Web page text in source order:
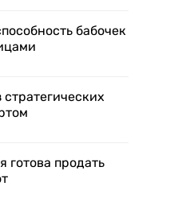
бабочек
готова продать